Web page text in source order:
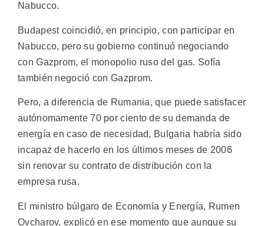
Nabucco.
Budapest coincidió, en principio, con participar en
Nabucco, pero su gobierno continuó negociando
con Gazprom, el monopolio ruso del gas. Sofía
también negoció con Gazprom.
Pero, a diferencia de Rumania, que puede satisfacer
autónomamente 70 por ciento de su demanda de
energía en caso de necesidad, Bulgaria habría sido
incapaz de hacerlo en los últimos meses de 2006
sin renovar su contrato de distribución con la
empresa rusa.
El ministro búlgaro de Economía y Energía, Rumen
Ovcharov, explicó en ese momento que aunque su